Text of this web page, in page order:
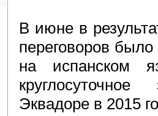
В июне в
переговоров
на испанском
Эквадоре в 2015